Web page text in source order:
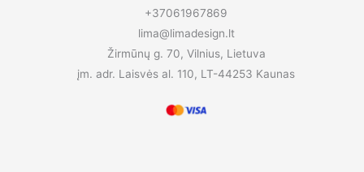
+37061967869
lima@limadesign.lt
Žirmūnų g. 70, Vilnius, Lietuva
įm. adr. Laisvės al. 110, LT-44253 Kaunas